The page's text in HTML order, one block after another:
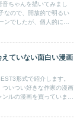
ちゃんを描いてみまし
なので、開放的で明るい
ンでしたが、個人的には
えていない面白い漫画
形式で紹介します。
いつい好きな作家の漫画
ルの漫画を買っていませ